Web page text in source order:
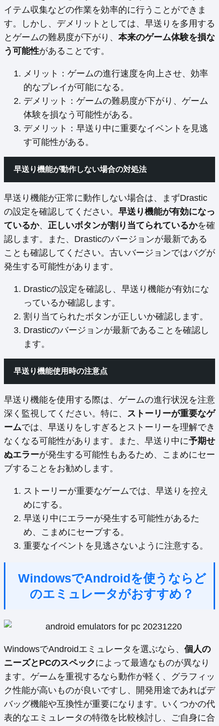
イテム収集などの作業を効率的に行うことができま
す。しかし、デメリットとしては、早送りを多用する
とゲームの難易度が下がり、 本来のゲーム体験を損な
う可能性があることです。
メリット：ゲームの進行速度を向上させ、効率
的なプレイが可能になる。
デメリット：ゲームの難易度が下がり、ゲーム
体験を損なう可能性がある。
デメリット：早送り中に重要なイベントを見逃
す可能性がある。
早送り機能が動作しない場合の対処法
早送り機能が正常に動作しない場合は、まずDrastic
の設定を確認してください。 早送り機能が有効になっ
ているか、 正しいボタンが割り当てられているかを確
認します。また、Drasticのバージョンが最新である
ことも確認してください。古いバージョンではバグが
発生する可能性があります。
Drasticの設定を確認し、早送り機能が有効にな
っているか確認します。
割り当てられたボタンが正しいか確認します。
Drasticのバージョンが最新であることを確認し
ます。
早送り機能使用時の注意点
早送り機能を使用する際は、ゲームの進行状況を注意
深く監視してください。特に、 ストーリーが重要なゲ
ームでは、早送りをしすぎるとストーリーを理解でき
なくなる可能性があります。また、早送り中に予期せ
ぬエラーが発生する可能性もあるため、こまめにセー
ブすることをお勧めします。
ストーリーが重要なゲームでは、早送りを控え
めにする。
早送り中にエラーが発生する可能性があるた
め、こまめにセーブする。
重要なイベントを見逃さないように注意する。
WindowsでAndroidを使うならど
のエミュレータがおすすめ？
WindowsでAndroidエミュレータを選ぶなら、 個人の
ニーズとPCのスペックによって最適なものが異なり
ます。ゲームを重視するなら動作が軽く、グラフィッ
ク性能が高いものが良いですし、開発用途であればデ
バッグ機能や互換性が重要になります。いくつかの代
表的なエミュレータの特徴を比較検討し、ご自身に合